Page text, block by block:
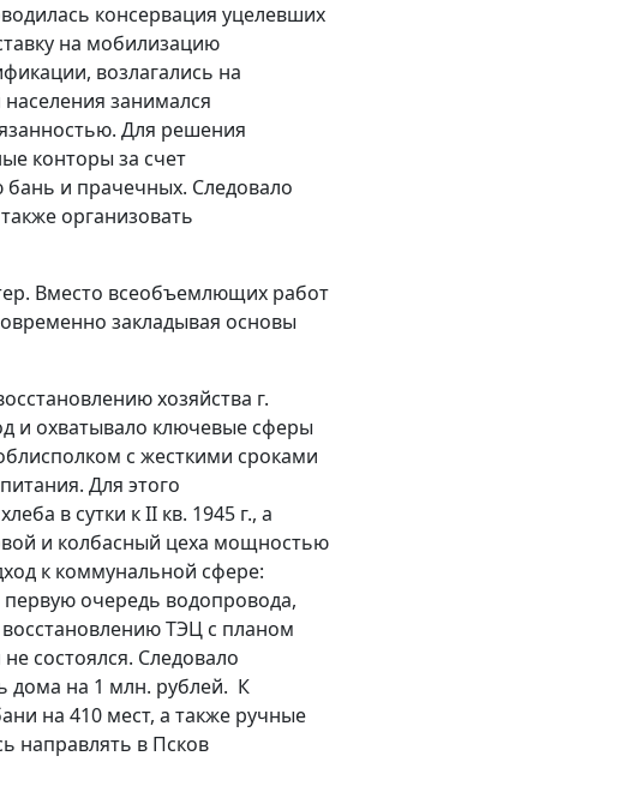
консервация уцелевших
на мобилизацию
возлагались на
занимался
Для решения
конторы за счет
и прачечных. Следовало
организовать
Вместо всеобъемлющих работ
закладывая основы
хозяйства г.
и охватывало ключевые сферы
с жесткими сроками
Для этого
в сутки к II кв. 1945 г., а
и колбасный цеха мощностью
к коммунальной сфере:
первую очередь водопровода,
ТЭЦ с планом
состоялся. Следовало
дома на 1 млн. рублей. К
на 410 мест, а также ручные
направлять в Псков